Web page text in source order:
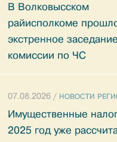
В Волковысском
райисполкоме
экстренное заседание
комиссии по ЧС
07.08.2026 / НОВОСТИ
Имущественные
2025 год уже